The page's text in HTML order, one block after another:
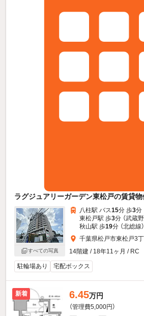
ラグジュアリーガーデン東松戸の賃貸物
すべての写真
八柱駅 バス15分 歩3分
東松戸駅 歩3分 （武蔵
秋山駅 歩19分 （北総線）
千葉県松戸市東松戸3
14階建 / 18年11ヶ月 / RC
駐輪場あり 宅配ボックス
新着 6.45万円
（管理費5,000円）